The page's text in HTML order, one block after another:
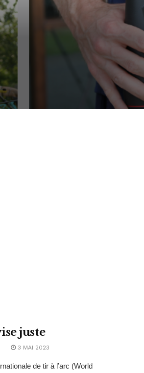
juste
3 MAI 2023
de tir à l’arc (World